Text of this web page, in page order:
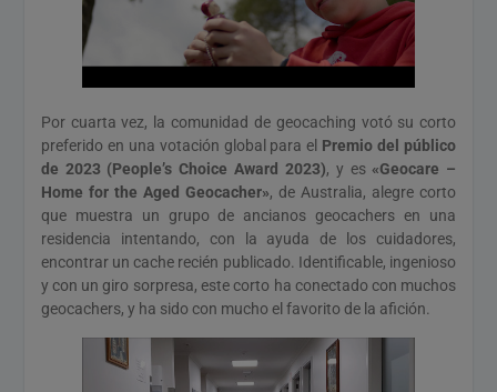
Por cuarta vez, la comunidad de geocaching votó su corto
preferido en una votación global para el Premio del público
de 2023 (People’s Choice Award 2023), y es«Geocare –
Home for the Aged Geocacher», de Australia, alegre corto
que muestra un grupo de ancianos geocachers en una
residencia intentando, con la ayuda de los cuidadores,
encontrar un cache recién publicado. Identificable, ingenioso
y con un giro sorpresa, este corto ha conectado con muchos
geocachers, y ha sido con mucho el favorito de la afición.